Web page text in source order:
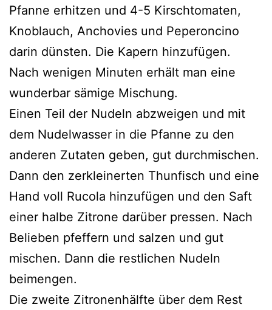
Pfanne erhitzen und 4-5 Kirschtomaten,
Knoblauch, Anchovies und Peperoncino
darin dünsten. Die Kapern hinzufügen.
Nach wenigen Minuten erhält man eine
wunderbar sämige Mischung.
Einen Teil der Nudeln abzweigen und mit
dem Nudelwasser in die Pfanne zu den
anderen Zutaten geben, gut durchmischen.
Dann den zerkleinerten Thunfisch und eine
Hand voll Rucola hinzufügen und den Saft
einer halbe Zitrone darüber pressen. Nach
Belieben pfeffern und salzen und gut
mischen. Dann die restlichen Nudeln
beimengen.
Die zweite Zitronenhälfte über dem Rest